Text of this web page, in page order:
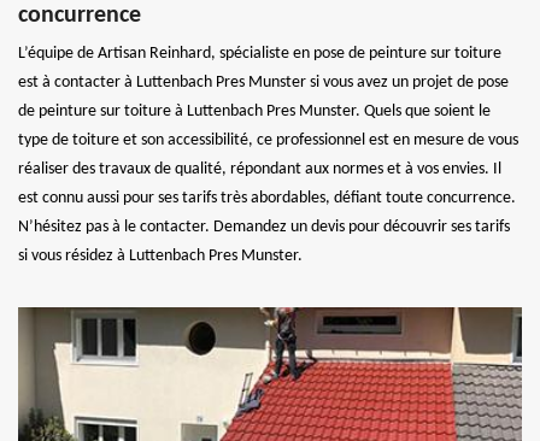
concurrence
L’équipe de Artisan Reinhard, spécialiste en pose de peinture sur toiture
est à contacter à Luttenbach Pres Munster si vous avez un projet de pose
de peinture sur toiture à Luttenbach Pres Munster. Quels que soient le
type de toiture et son accessibilité, ce professionnel est en mesure de vous
réaliser des travaux de qualité, répondant aux normes et à vos envies. Il
est connu aussi pour ses tarifs très abordables, défiant toute concurrence.
N’hésitez pas à le contacter. Demandez un devis pour découvrir ses tarifs
si vous résidez à Luttenbach Pres Munster.